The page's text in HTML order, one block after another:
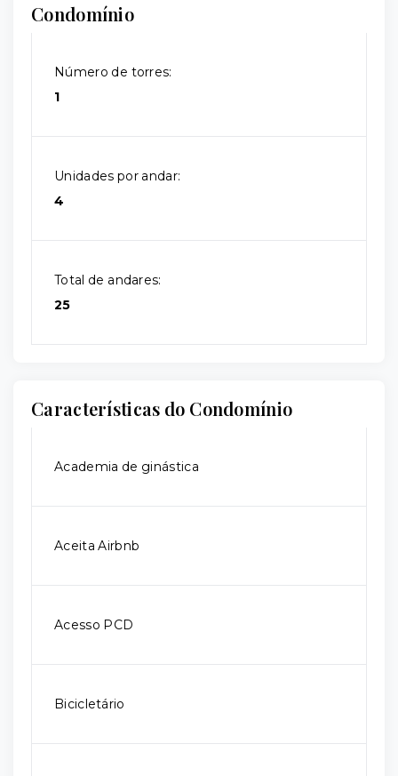
Condomínio
Número de torres:
1
Unidades por andar:
4
Total de andares:
25
Características do Condomínio
Academia de ginástica
Aceita Airbnb
Acesso PCD
Bicicletário